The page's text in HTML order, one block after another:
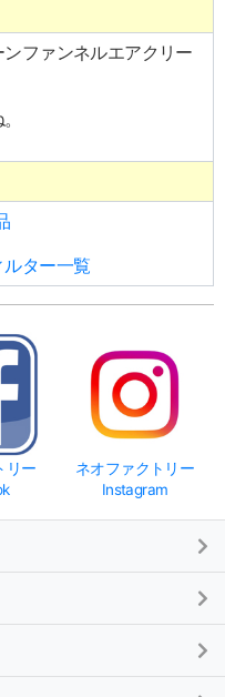
ファンネルエアクリー
ター一覧
リー
ネオファクトリー
Instagram